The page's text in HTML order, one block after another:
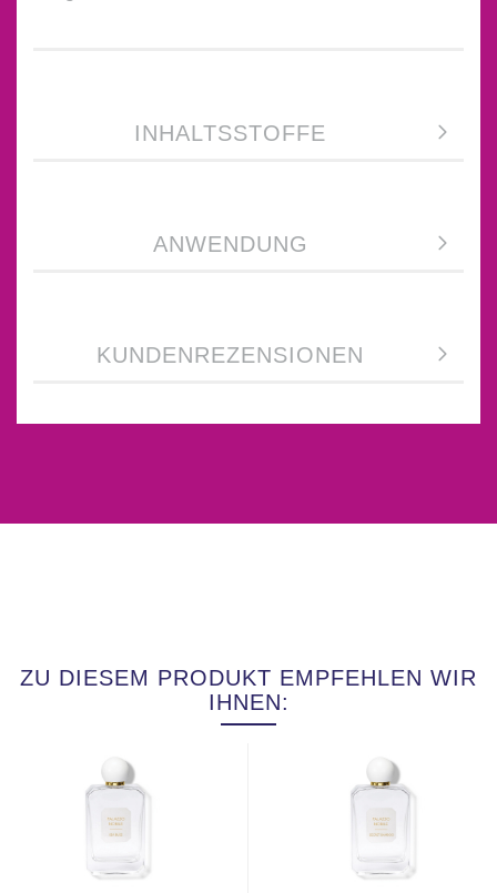
INHALTSSTOFFE
ANWENDUNG
KUNDENREZENSIONEN
ZU DIESEM PRODUKT EMPFEHLEN WIR
IHNEN: